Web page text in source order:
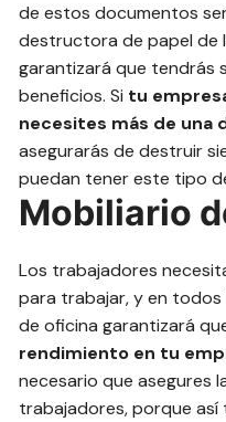
de estos documentos
destructora de papel de
garantizará que tendrás
beneficios. Si tu
necesites más de una
asegurarás de destruir
puedan tener este tipo
Mobiliario
Los trabajadores
para trabajar, y en todos
de oficina garantizará
rendimiento en tu
necesario que asegures
trabajadores, porque